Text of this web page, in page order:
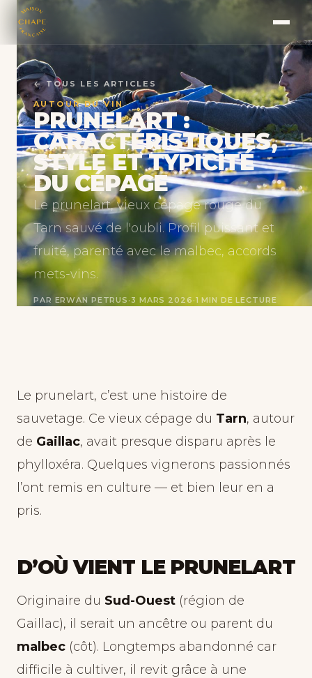
← TOUS LES ARTICLES
AUTOUR DU VIN
PRUNELART :
CARACTÉRISTIQUES,
STYLE ET TYPICITÉ
DU CÉPAGE
Le prunelart, vieux cépage rouge du
Tarn sauvé de l'oubli. Profil puissant et
fruité, parenté avec le malbec, accords
mets-vins.
PAR ERWAN PETRUS · 3 MARS 2026 ·1 MIN DE LECTURE
Le prunelart, c’est une histoire de
sauvetage. Ce vieux cépage du Tarn, autour
de Gaillac, avait presque disparu après le
phylloxéra. Quelques vignerons passionnés
l’ont remis en culture — et bien leur en a
pris.
D’OÙ VIENT LE PRUNELART
Originaire du Sud-Ouest (région de
Gaillac), il serait un ancêtre ou parent du
malbec (côt). Longtemps abandonné car
difficile à cultiver, il revit grâce à une